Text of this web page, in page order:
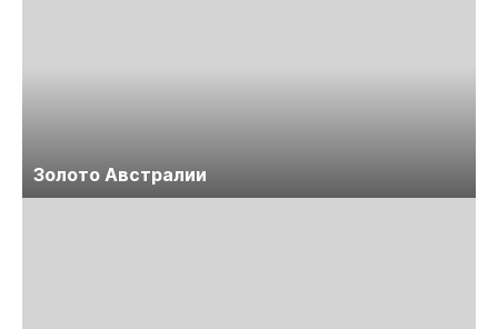
Золото Австралии